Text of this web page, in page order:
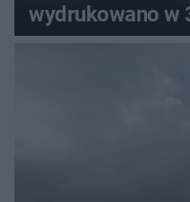
wydrukowano w